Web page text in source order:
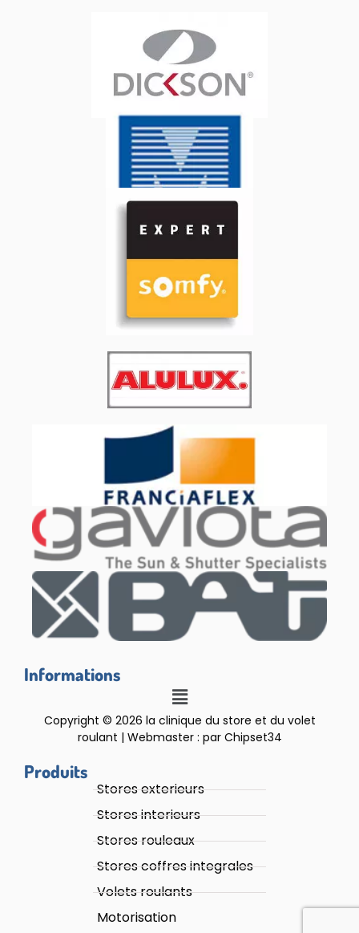
Informations
Copyright © 2026 la clinique du store et du volet
roulant | Webmaster : par Chipset34
Produits
Stores exterieurs
Stores interieurs
Stores rouleaux
Stores coffres integrales
Volets roulants
Motorisation